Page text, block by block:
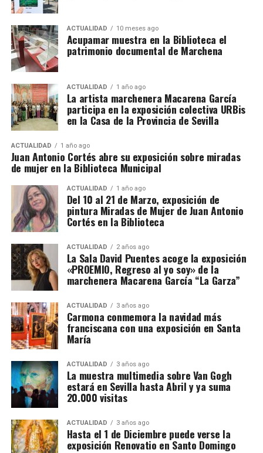
ACTUALIDAD 10 meses ago
Acupamar muestra en la Biblioteca el
patrimonio documental de Marchena
ACTUALIDAD 1 año ago
La artista marchenera Macarena García
participa en la exposición colectiva URBis
en la Casa de la Provincia de Sevilla
ACTUALIDAD 1 año ago
Juan Antonio Cortés abre su exposición sobre miradas
de mujer en la Biblioteca Municipal
ACTUALIDAD 1 año ago
Del 10 al 21 de Marzo, exposición de
pintura Miradas de Mujer de Juan Antonio
Cortés en la Biblioteca
ACTUALIDAD 2 años ago
La Sala David Puentes acoge la exposición
«PROEMIO, Regreso al yo soy» de la
marchenera Macarena García “La Garza”
ACTUALIDAD 3 años ago
Carmona conmemora la navidad más
franciscana con una exposición en Santa
María
ACTUALIDAD 3 años ago
La muestra multimedia sobre Van Gogh
estará en Sevilla hasta Abril y ya suma
20.000 visitas
ACTUALIDAD 3 años ago
Hasta el 1 de Diciembre puede verse la
exposición Renovatio en Santo Domingo